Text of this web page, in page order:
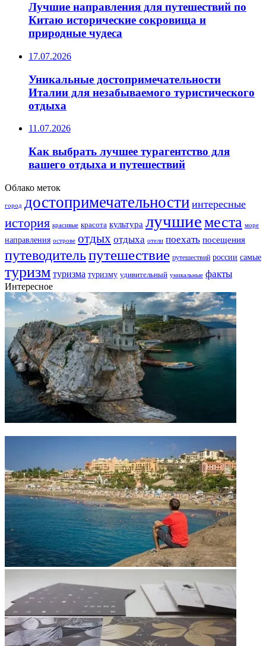
Лучшие направления для путешествий по
Китаю исторические сокровища и
природные чудеса
17.07.2026
Уникальные достопримечательности
Италии для незабываемого туристического
отдыха
11.07.2026
Как выбрать лучшее турагентство для
вашего отдыха и путешествий
Облако меток
город достопримечательности интересные
история красивые красота культура лучшиеместа море
направления острове отдых отдыха отели поехать посещения
путеводительпутешествие путешествий россии самые
туризм туризма туризму удивительный уникальные факты
Интересное